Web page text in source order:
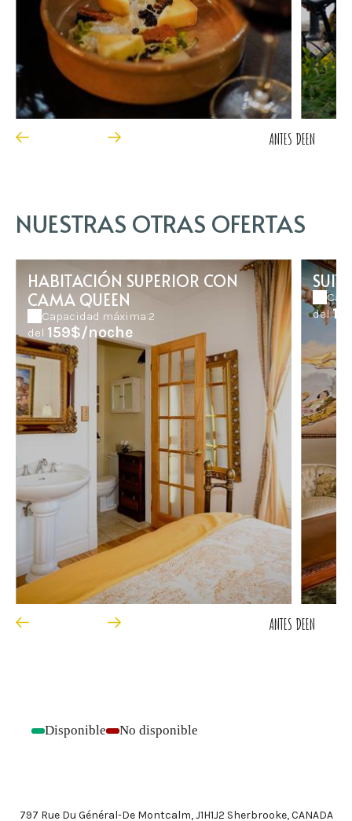
ANTES DEEN
NUESTRAS OTRAS OFERTAS
HABITACIÓN SUPERIOR CON
CAMA QUEEN
Capacidad máxima:2
del 159$/noche
del
ANTES DEEN
- Disponible - No disponible
797 Rue Du Général-De Montcalm, J1H1J2 Sherbrooke, CANADA